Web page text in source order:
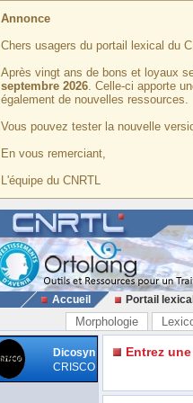
Annonce
Chers usagers du portail lexical du
Après vingt ans de bons et loyaux
septembre 2026. Celle-ci apporte
également de nouvelles ressources.
Vous pouvez tester la nouvelle
En vous remerciant,
L'équipe du CNRTL
Accueil Portail lexical
Morphologie
Dicosyn
CRISCO
Entrez